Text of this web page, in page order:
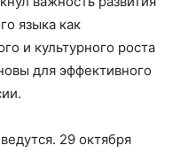
языка как
и культурного роста
для эффективного
29 октября